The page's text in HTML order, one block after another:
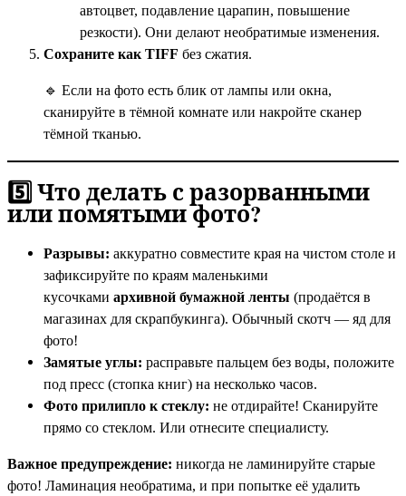
автоцвет, подавление царапин, повышение
резкости). Они делают необратимые изменения.
Сохраните как TIFF без сжатия.
🔹 Если на фото есть блик от лампы или окна,
сканируйте в тёмной комнате или накройте сканер
тёмной тканью.
5️⃣ Что делать с разорванными
или помятыми фото?
Разрывы: аккуратно совместите края на чистом столе и
зафиксируйте по краям маленькими
кусочками архивной бумажной ленты (продаётся в
магазинах для скрапбукинга). Обычный скотч — яд для
фото!
Замятые углы: расправьте пальцем без воды, положите
под пресс (стопка книг) на несколько часов.
Фото прилипло к стеклу: не отдирайте! Сканируйте
прямо со стеклом. Или отнесите специалисту.
Важное предупреждение: никогда не ламинируйте старые
фото! Ламинация необратима, и при попытке её удалить